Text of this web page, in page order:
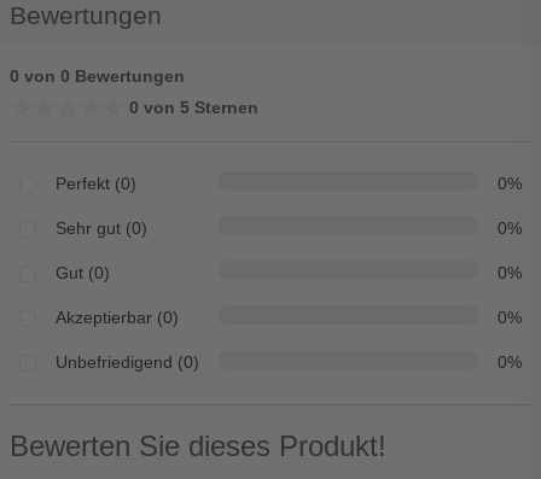
Bewertungen
0 von 0 Bewertungen
0 von 5 Sternen
Perfekt (0) 0%
Sehr gut (0) 0%
Gut (0) 0%
Akzeptierbar (0) 0%
Unbefriedigend (0) 0%
Bewerten Sie dieses Produkt!